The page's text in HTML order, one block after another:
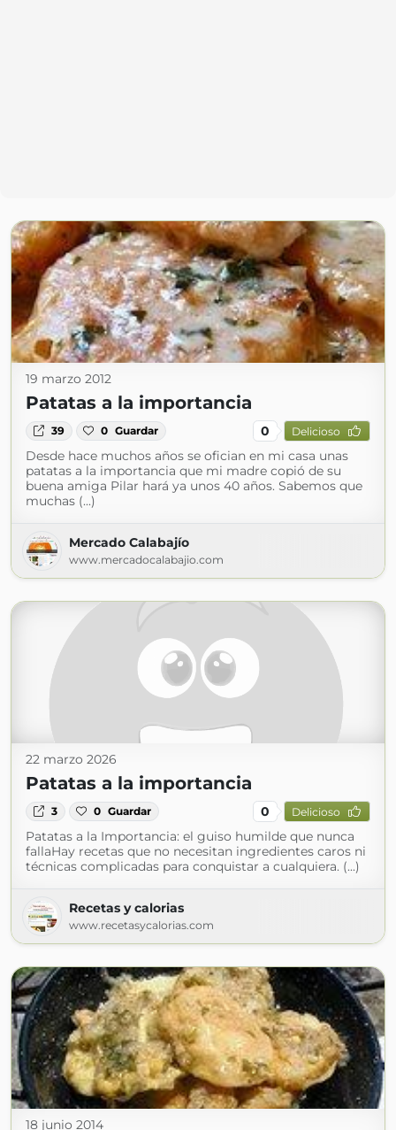
19 marzo 2012
Patatas a la importancia
39 0 Guardar 0 Delicioso
Desde hace muchos años se ofician en mi casa unas
patatas a la importancia que mi madre copió de su
buena amiga Pilar hará ya unos 40 años. Sabemos que
muchas (...)
Mercado Calabajío
www.mercadocalabajio.com
22 marzo 2026
Patatas a la importancia
3 0 Guardar 0 Delicioso
Patatas a la Importancia: el guiso humilde que nunca
fallaHay recetas que no necesitan ingredientes caros ni
técnicas complicadas para conquistar a cualquiera. (...)
Recetas y calorias
www.recetasycalorias.com
18 junio 2014